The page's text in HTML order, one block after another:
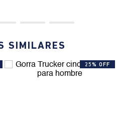
SIMILARES
25% OFF